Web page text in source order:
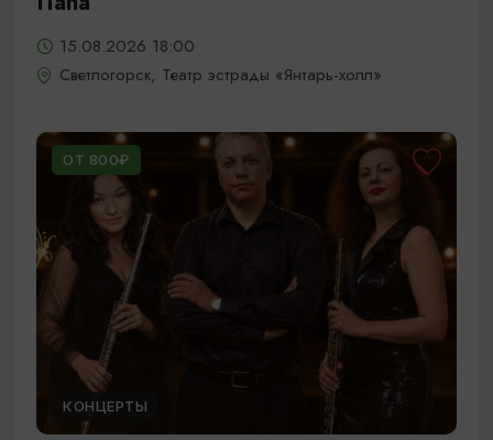
15.08.2026 18:00
Светлогорск, Театр эстрады «Янтарь-холл»
ОТ 800₽
КОНЦЕРТЫ